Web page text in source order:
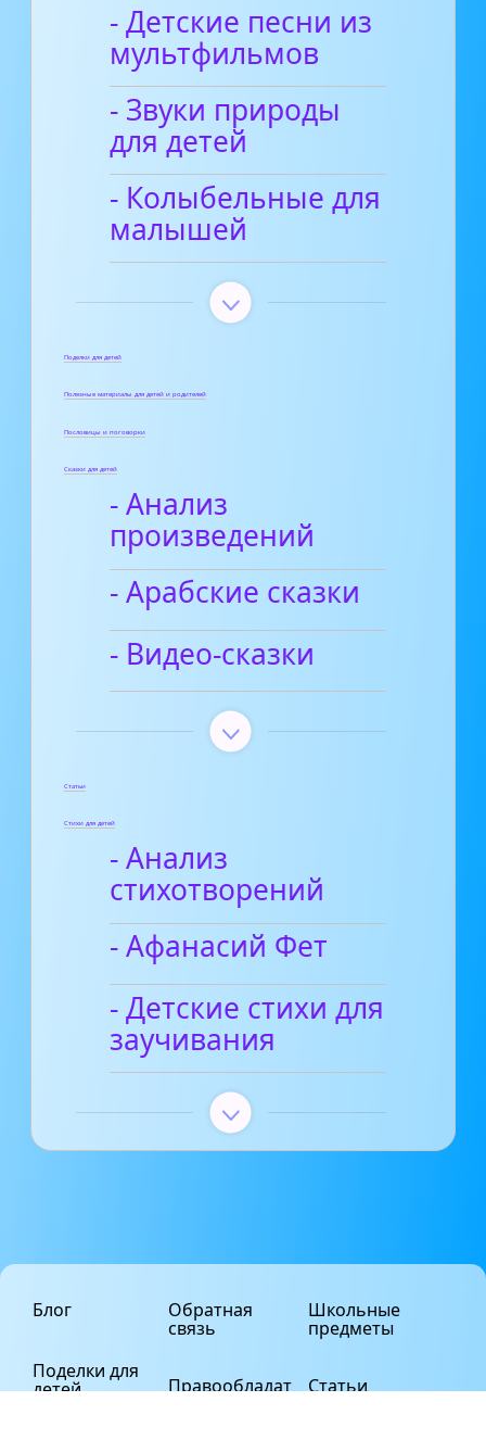
- Детские песни из
мультфильмов
- Звуки природы
для детей
- Колыбельные для
малышей
Поделки для детей
Полезные материалы для детей и родителей
Пословицы и поговорки
Сказки для детей
- Анализ
произведений
- Арабские сказки
- Видео-сказки
Статьи
Стихи для детей
- Анализ
стихотворений
- Афанасий Фет
- Детские стихи для
заучивания
Блог
Поделки для
детей
Обратная
связь
Правообладат
Школьные
предметы
Статьи